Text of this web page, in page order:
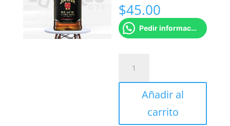
$45.00
Pedir información
Beam
Black
cantidad
Añadir al
carrito